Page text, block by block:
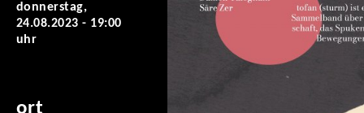
donnerstag,
24.08.2023 - 19:00
uhr
ort